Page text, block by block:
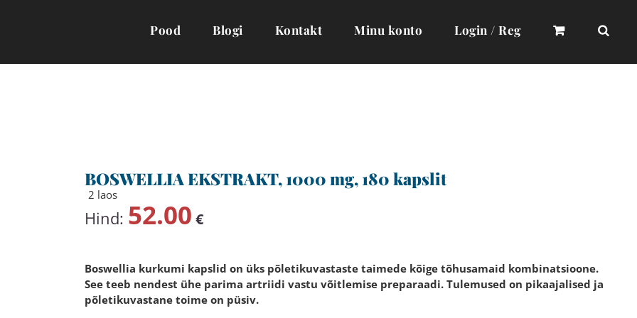
Pood Blogi Kontakt Minu konto Login / Reg
BOSWELLIA EKSTRAKT, 1000 mg, 180 kapslit
2 laos
Hind: 52.00 €
Boswellia kurkumi kapslid on üks põletikuvastaste taimede kõige tõhusamaid kombinatsioone.
See teeb nendest ühe parima artriidi vastu võitlemise preparaadi. Tulemused on pikaajalised ja
põletikuvastane toime on püsiv.